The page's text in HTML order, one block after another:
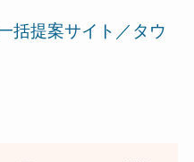
括提案サイト／タウ